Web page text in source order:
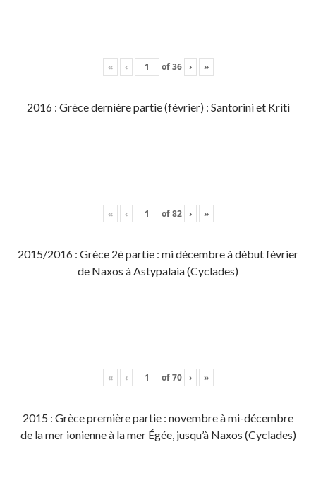
« ‹ of36 › »
2016 : Grèce dernière partie (février) : Santorini et Kriti
« ‹ of82 › »
2015/2016 : Grèce 2è partie : mi décembre à début février
de Naxos à Astypalaia (Cyclades)
« ‹ of70 › »
2015 : Grèce première partie : novembre à mi-décembre
de la mer ionienne à la mer Égée, jusqu’à Naxos (Cyclades)